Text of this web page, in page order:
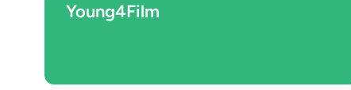
Young4Film